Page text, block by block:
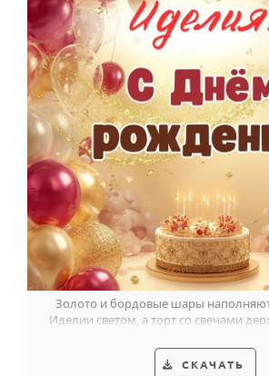
Золото и бордовые шары
Иделии светом, а торт со свечами
СКАЧАТЬ